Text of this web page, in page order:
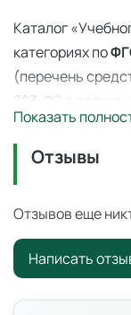
Каталог
категориях по
(перечень
223-ФЗ с полным
ЕАЭС, гарантия
России — 3–14
Микроскоп
приказ
№ 838
Показать
Отзывы
Отзывов еще
Написать